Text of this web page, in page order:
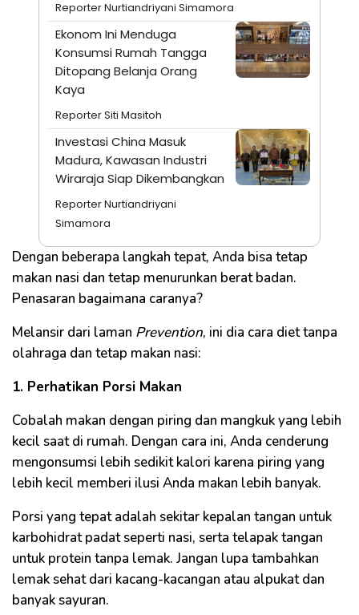
Reporter Nurtiandriyani Simamora
Ekonom Ini Menduga
Konsumsi Rumah Tangga
Ditopang Belanja Orang
Kaya
Reporter Siti Masitoh
Investasi China Masuk
Madura, Kawasan Industri
Wiraraja Siap Dikembangkan
Reporter Nurtiandriyani
Simamora
Dengan beberapa langkah tepat, Anda bisa tetap
makan nasi dan tetap menurunkan berat badan.
Penasaran bagaimana caranya?
Melansir dari laman Prevention, ini dia cara diet tanpa
olahraga dan tetap makan nasi:
1. Perhatikan Porsi Makan
Cobalah makan dengan piring dan mangkuk yang lebih
kecil saat di rumah. Dengan cara ini, Anda cenderung
mengonsumsi lebih sedikit kalori karena piring yang
lebih kecil memberi ilusi Anda makan lebih banyak.
Porsi yang tepat adalah sekitar kepalan tangan untuk
karbohidrat padat seperti nasi, serta telapak tangan
untuk protein tanpa lemak. Jangan lupa tambahkan
lemak sehat dari kacang-kacangan atau alpukat dan
banyak sayuran.